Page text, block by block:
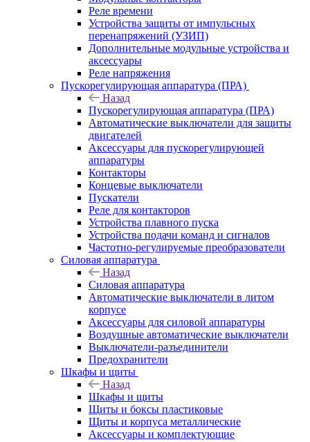
Реле времени
Устройства защиты от импульсных
перенапряжений (УЗИП)
Дополнительные модульные устройства и
аксессуары
Реле напряжения
Пускорегулирующая аппаратура (ПРА)
Назад
Пускорегулирующая аппаратура (ПРА)
Автоматические выключатели для защиты
двигателей
Аксессуары для пускорегулирующей
аппаратуры
Контакторы
Концевые выключатели
Пускатели
Реле для контакторов
Устройства плавного пуска
Устройства подачи команд и сигналов
Частотно-регулируемые преобразователи
Силовая аппаратура
Назад
Силовая аппаратура
Автоматические выключатели в литом
корпусе
Аксессуары для силовой аппаратуры
Воздушные автоматические выключатели
Выключатели-разъединители
Предохранители
Шкафы и щиты
Назад
Шкафы и щиты
Щиты и боксы пластиковые
Щиты и корпуса металлические
Аксессуары и комплектующие